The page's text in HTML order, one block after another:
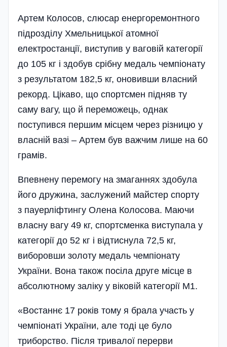
Артем Колосов, слюсар енергоремонтного
підрозділу Хмельницької атомної
електростанції, виступив у ваговій категорії
до 105 кг і здобув срібну медаль чемпіонату
з результатом 182,5 кг, оновивши власний
рекорд. Цікаво, що спортсмен підняв ту
саму вагу, що й переможець, однак
поступився першим місцем через різницю у
власній вазі – Артем був важчим лише на 60
грамів.
Впевнену перемогу на змаганнях здобула
його дружина, заслужений майстер спорту
з пауерліфтингу Олена Колосова. Маючи
власну вагу 49 кг, спортсменка виступала у
категорії до 52 кг і відтиснула 72,5 кг,
виборовши золоту медаль чемпіонату
України. Вона також посіла друге місце в
абсолютному заліку у віковій категорії М1.
«Востаннє 17 років тому я брала участь у
чемпіонаті України, але тоді це було
триборство. Після тривалої перерви